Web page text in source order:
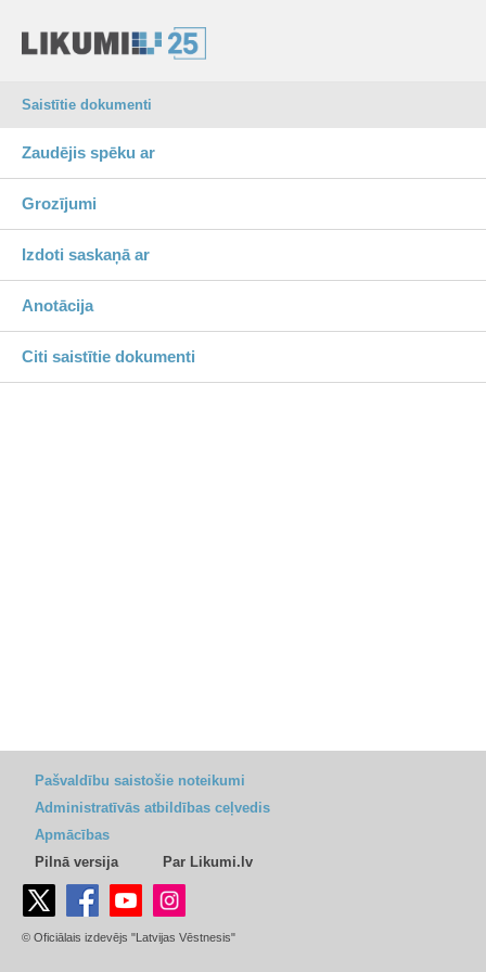
Saistītie dokumenti
Zaudējis spēku ar
Grozījumi
Izdoti saskaņā ar
Anotācija
Citi saistītie dokumenti
Pašvaldību saistošie noteikumi
Administratīvās atbildības ceļvedis
Apmācības
Pilnā versija
Par Likumi.lv
© Oficiālais izdevējs "Latvijas Vēstnesis"